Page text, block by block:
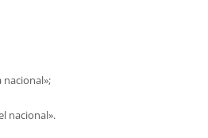
nacional»;
nacional».